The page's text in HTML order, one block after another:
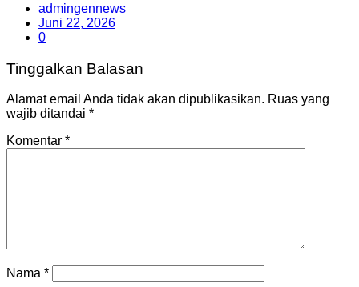
admingennews
Juni 22, 2026
0
Tinggalkan Balasan
Alamat email Anda tidak akan dipublikasikan. Ruas yang
wajib ditandai *
Komentar *
Nama *